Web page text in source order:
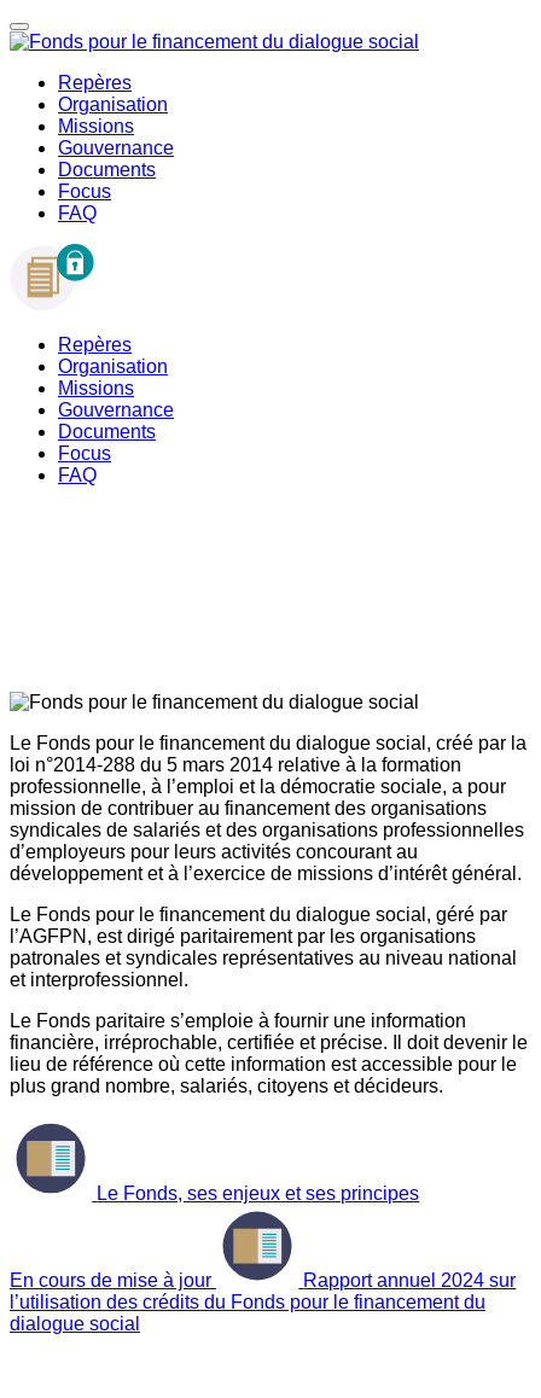
Repères
Organisation
Missions
Gouvernance
Documents
Focus
FAQ
Repères
Organisation
Missions
Gouvernance
Documents
Focus
FAQ
Le Fonds pour le financement du dialogue social, créé par la
loi n°2014-288 du 5 mars 2014 relative à la formation
professionnelle, à l’emploi et la démocratie sociale, a pour
mission de contribuer au financement des organisations
syndicales de salariés et des organisations professionnelles
d’employeurs pour leurs activités concourant au
développement et à l’exercice de missions d’intérêt général.
Le Fonds pour le financement du dialogue social, géré par
l’AGFPN, est dirigé paritairement par les organisations
patronales et syndicales représentatives au niveau national
et interprofessionnel.
Le Fonds paritaire s’emploie à fournir une information
financière, irréprochable, certifiée et précise. Il doit devenir le
lieu de référence où cette information est accessible pour le
plus grand nombre, salariés, citoyens et décideurs.
Le Fonds, ses enjeux et ses principes
En cours de mise à jour
Rapport annuel 2024 sur
l’utilisation des crédits du Fonds pour le financement du
dialogue social